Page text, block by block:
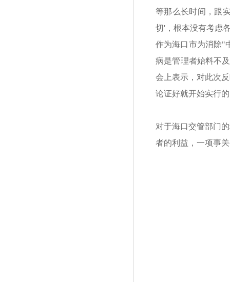
等那么长时间，跟
切'，根本没有考虑
作为海口市为消除"
病是管理者始料不
会上表示，对此次
论证好就开始实行
对于海口交管部门
者的利益，一项事